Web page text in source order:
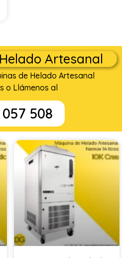
Artesanal
de Helado Artesanal
o Llámenos al
057 508